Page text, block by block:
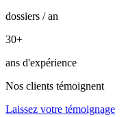
dossiers / an
30+
ans d'expérience
Nos clients témoignent
Laissez votre témoignage